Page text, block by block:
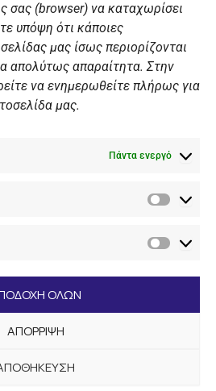
σας (browser) να καταχωρίσει
υπόψη ότι κάποιες
μας ίσως περιορίζονται
απολύτως απαραίτητα. Στην
να ενημερωθείτε πλήρως για
μας.
Πάντα ενεργό
ΟΛΩΝ
ΑΠΟΡΡΙΨΗ
Λαιμός Βουλιαγμένης